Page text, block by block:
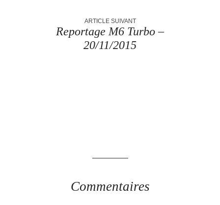
ARTICLE SUIVANT
Reportage M6 Turbo –
20/11/2015
Commentaires